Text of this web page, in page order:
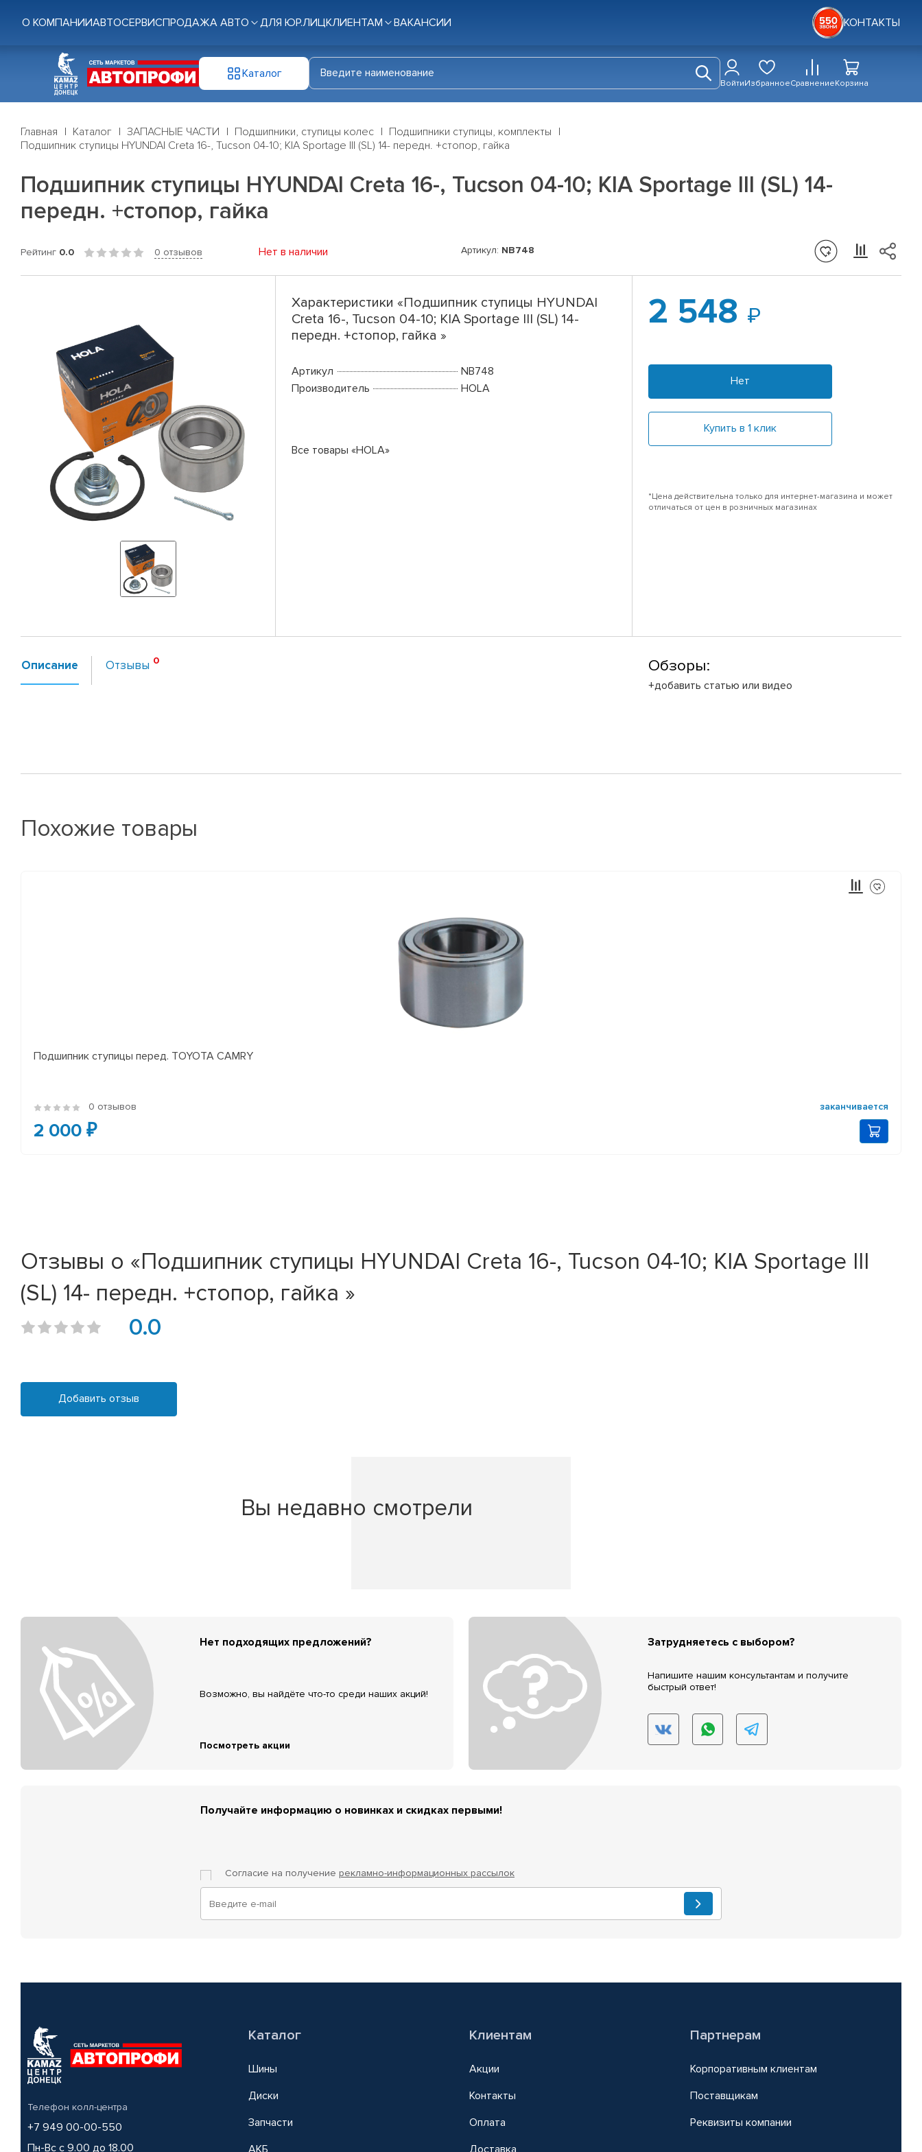
О КОМПАНИИАВТОСЕРВИСПРОДАЖА АВТО ДЛЯ ЮР.ЛИЦКЛИЕНТАМ ВАКАНСИИ КОНТАКТЫ
Каталог
ВойтиИзбранноеСравнениеКорзина
Главная Каталог ЗАПАСНЫЕ ЧАСТИ Подшипники, ступицы колес
Подшипники ступицы, комплекты
Подшипник ступицы HYUNDAI Creta 16-, Tucson 04-10; KIA Sportage III (SL) 14- передн. +стопор, гайка
Подшипник ступицы HYUNDAI Creta 16-, Tucson 04-10; KIA Sportage III (SL) 14-
передн. +стопор, гайка
Рейтинг 0.0 0 отзывов Нет в наличии Артикул: NB748
Характеристики «Подшипник ступицы HYUNDAI
Creta 16-, Tucson 04-10; KIA Sportage III (SL) 14-
передн. +стопор, гайка »
Артикул
NB748
Производитель
HOLA
Все товары «HOLA»
2 548
Нет
Купить в 1 клик
*Цена действительна только для интернет-магазина и может
отличаться от цен в розничных магазинах
Описание Отзывы Обзоры:
+добавить статью или видео
Похожие товары
Подшипник ступицы перед. TOYOTA CAMRY
0 отзывов заканчивается
2 000 ₽
Отзывы о «Подшипник ступицы HYUNDAI Creta 16-, Tucson 04-10; KIA Sportage III
(SL) 14- передн. +стопор, гайка »
0.0
Добавить отзыв
Вы недавно смотрели
Нет подходящих предложений?
Возможно, вы найдёте что-то среди наших акций!
Посмотреть акции
Затрудняетесь с выбором?
Напишите нашим консультантам и получите
быстрый ответ!
Получайте информацию о новинках и скидках первыми!
Согласие на получение рекламно-информационных рассылок
Телефон колл-центра
+7 949 00-00-550
Пн-Вс с 9.00 до 18.00
Каталог
Шины
Диски
Запчасти
АКБ
Клиентам
Акции
Контакты
Оплата
Доставка
Партнерам
Корпоративным клиентам
Поставщикам
Реквизиты компании